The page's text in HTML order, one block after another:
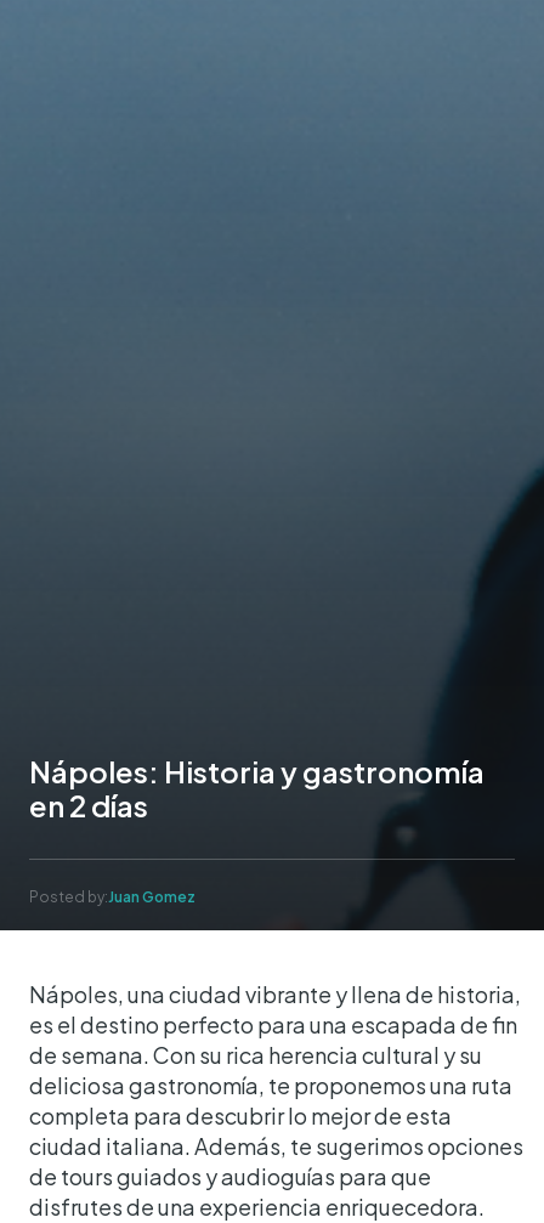
Nápoles: Historia y gastronomía
en 2 días
Posted by:Juan Gomez
Nápoles, una ciudad vibrante y llena de historia,
es el destino perfecto para una escapada de fin
de semana. Con su rica herencia cultural y su
deliciosa gastronomía, te proponemos una ruta
completa para descubrir lo mejor de esta
ciudad italiana. Además, te sugerimos opciones
de tours guiados y audioguías para que
disfrutes de una experiencia enriquecedora.